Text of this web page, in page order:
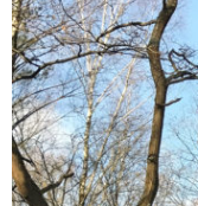
APRIL
av